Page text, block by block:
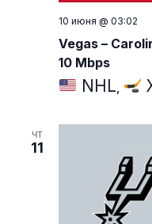
10 июня @ 03:02
Vegas –
10 Mbps
NHL,
ЧТ
11